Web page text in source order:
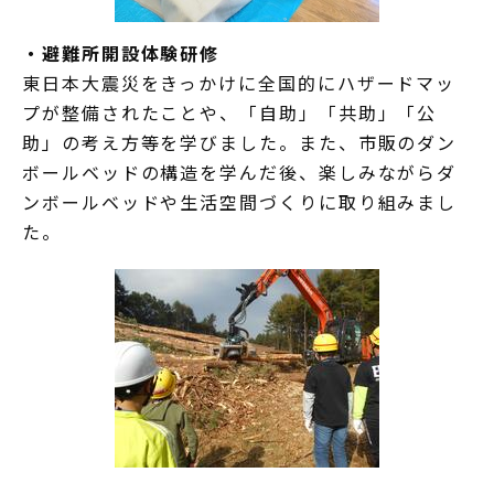
・避難所開設体験研修
東日本大震災をきっかけに全国的にハザードマッ
プが整備されたことや、「自助」「共助」「公
助」の考え方等を学びました。また、市販のダン
ボールベッドの構造を学んだ後、楽しみながらダ
ンボールベッドや生活空間づくりに取り組みまし
た。